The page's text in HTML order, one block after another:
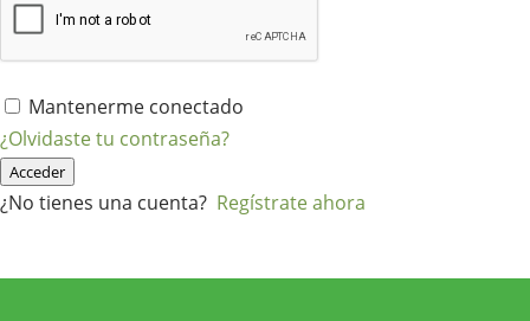
Mantenerme conectado
¿Olvidaste tu contraseña?
Acceder
¿No tienes una cuenta? Regístrate ahora